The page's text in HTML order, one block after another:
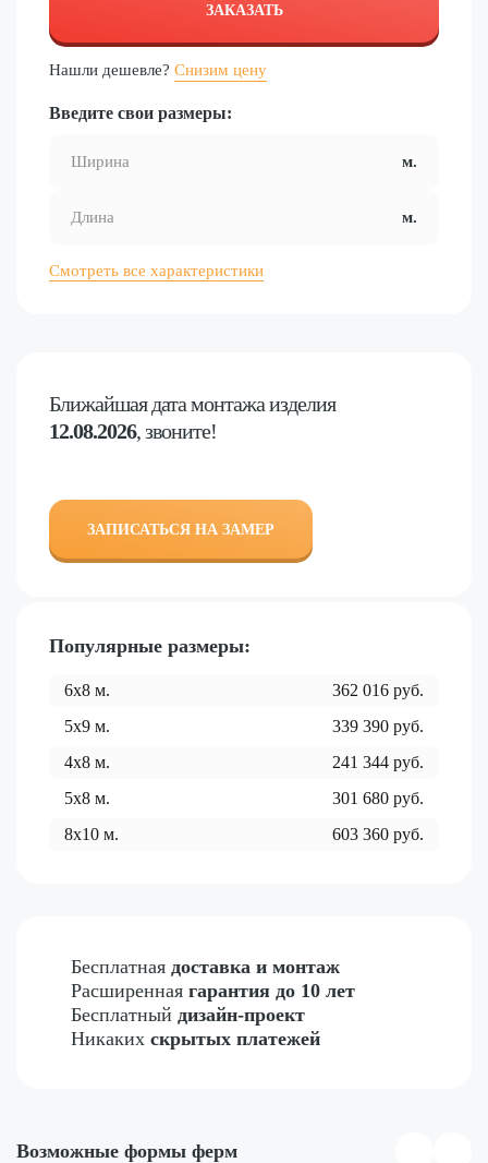
Ближайшая датамонтажа изделия
12.08.2026, звоните!
ЗАПИСАТЬСЯ НА ЗАМЕР
Популярные размеры:
6x8 м. 362 016 руб.
5x9 м. 339 390 руб.
4x8 м. 241 344 руб.
5x8 м. 301 680 руб.
8x10 м. 603 360 руб.
ЗАКАЗАТЬ
Нашли дешевле? Снизим цену
Введите свои размеры:
Смотреть все характеристики
Бесплатная доставка и монтаж
Расширенная гарантия до 10 лет
Бесплатный дизайн-проект
Никаких скрытых платежей
Возможные формы ферм